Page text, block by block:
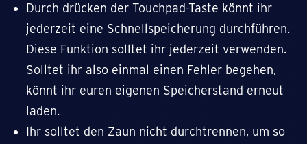
Durch drücken der Touchpad-Taste könnt ihr
jederzeit eine Schnellspeicherung durchführen.
Diese Funktion solltet ihr jederzeit verwenden.
Solltet ihr also einmal einen Fehler begehen,
könnt ihr euren eigenen Speicherstand erneut
laden.
Ihr solltet den Zaun nicht durchtrennen, um so